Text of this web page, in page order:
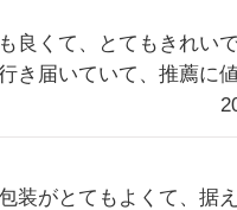
良くて、とてもきれい
き届いていて、推薦に値
装がとてもよくて、据